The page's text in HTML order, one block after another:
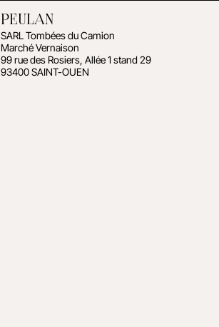
PEULAN
SARL Tombées du Camion
Marché Vernaison
99 rue des Rosiers, Allée 1 stand 29
93400 SAINT-OUEN